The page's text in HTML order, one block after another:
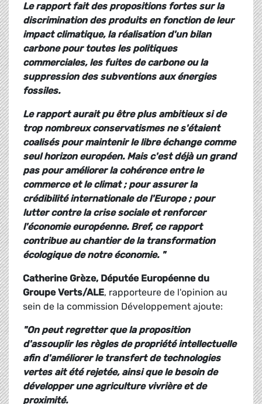
Le rapport fait des propositions fortes sur la
discrimination des produits en fonction de leur
impact climatique, la réalisation d'un bilan
carbone pour toutes les politiques
commerciales, les fuites de carbone ou la
suppression des subventions aux énergies
fossiles.
Le rapport aurait pu être plus ambitieux si de
trop nombreux conservatismes ne s'étaient
coalisés pour maintenir le libre échange comme
seul horizon européen. Mais c'est déjà un grand
pas pour améliorer la cohérence entre le
commerce et le climat ; pour assurer la
crédibilité internationale de l'Europe ; pour
lutter contre la crise sociale et renforcer
l'économie européenne. Bref, ce rapport
contribue au chantier de la transformation
écologique de notre économie. "
Catherine Grèze, Députée Européenne du
Groupe Verts/ALE, rapporteure de l'opinion au
sein de la commission Développement ajoute:
"On peut regretter que la proposition
d'assouplir les règles de propriété intellectuelle
afin d'améliorer le transfert de technologies
vertes ait été rejetée, ainsi que le besoin de
développer une agriculture vivrière et de
proximité.